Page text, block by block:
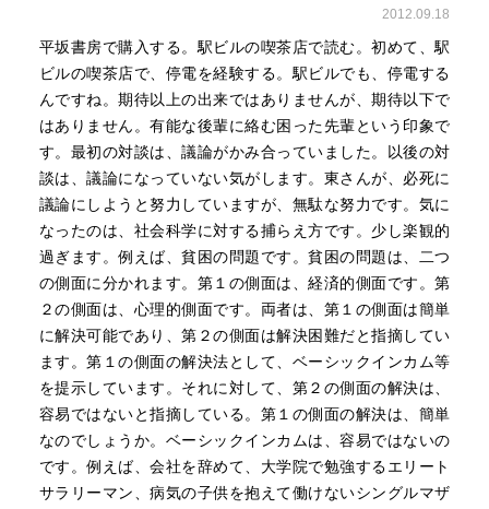
2012.09.18
平坂書房で購入する。駅ビルの喫茶店で読む。初めて、駅
ビルの喫茶店で、停電を経験する。駅ビルでも、停電する
んですね。期待以上の出来ではありませんが、期待以下で
はありません。有能な後輩に絡む困った先輩という印象で
す。最初の対談は、議論がかみ合っていました。以後の対
談は、議論になっていない気がします。東さんが、必死に
議論にしようと努力していますが、無駄な努力です。気に
なったのは、社会科学に対する捕らえ方です。少し楽観的
過ぎます。例えば、貧困の問題です。貧困の問題は、二つ
の側面に分かれます。第１の側面は、経済的側面です。第
２の側面は、心理的側面です。両者は、第１の側面は簡単
に解決可能であり、第２の側面は解決困難だと指摘してい
ます。第１の側面の解決法として、ベーシックインカム等
を提示しています。それに対して、第２の側面の解決は、
容易ではないと指摘している。第１の側面の解決は、簡単
なのでしょうか。ベーシックインカムは、容易ではないの
です。例えば、会社を辞めて、大学院で勉強するエリート
サラリーマン、病気の子供を抱えて働けないシングルマザ